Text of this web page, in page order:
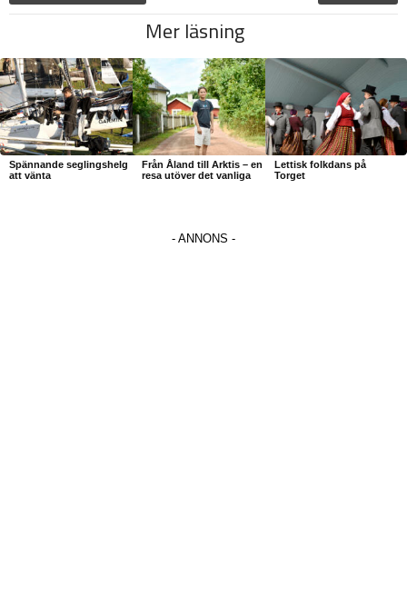
Mer läsning
Spännande seglingshelg
att vänta
Från Åland till Arktis – en
resa utöver det vanliga
Lettisk folkdans på
Torget